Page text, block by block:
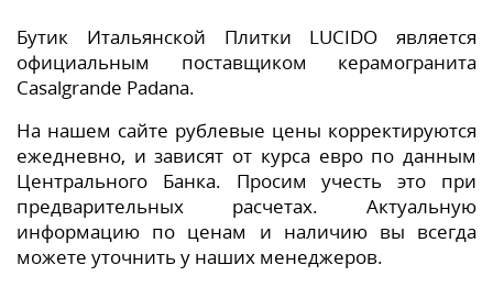
Бутик Итальянской Плитки LUCIDO является
официальным поставщиком керамогранита
Casalgrande Padana.
На нашем сайте рублевые цены корректируются
ежедневно, и зависят от курса евро по данным
Центрального Банка. Просим учесть это при
предварительных расчетах. Актуальную
информацию по ценам и наличию вы всегда
можете уточнить у наших менеджеров.